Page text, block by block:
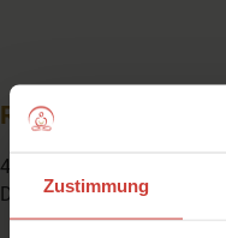
Zustimmung
Rezeptmappe
46 ausgewogene und
Dich: sättigend, saisonal